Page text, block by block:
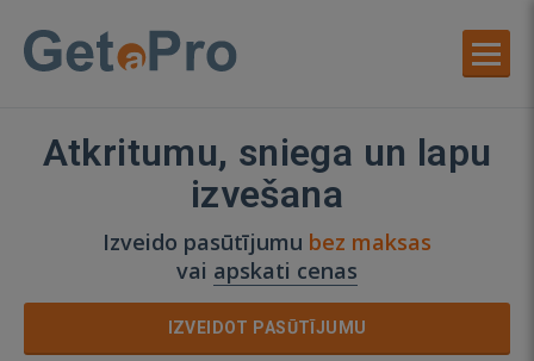
Atkritumu, sniega un lapu
izvešana
Izveido pasūtījumu bez maksas
vai apskati cenas
IZVEIDOT PASŪTĪJUMU